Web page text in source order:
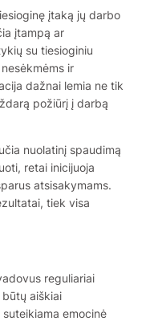
įtaką jų darbo
įtampą ar
su tiesioginiu
ir
dažnai lemia ne tik
požiūrį į darbą
nuolatinį spaudimą
retai inicijuoja
atsisakymams.
tiek visa
reguliariai
aiškiai
emocinė